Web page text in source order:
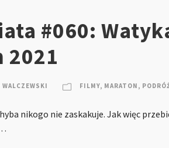
#060:
2021
FILMY, MARATON ,
nikogo nie zaskakuje. Jak więc